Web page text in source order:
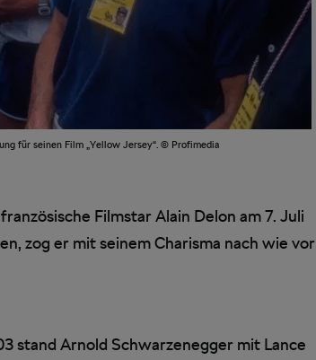
für seinen Film „Yellow Jersey“. © Profimedia
Filmstar Alain Delon am 7. Juli
zog er mit seinem Charisma nach wie vor
stand Arnold Schwarzenegger mit Lance